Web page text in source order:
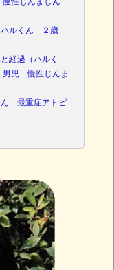
ハルくん ２歳
経過（ハルく
児 慢性じんま
ん 最重症アトピ